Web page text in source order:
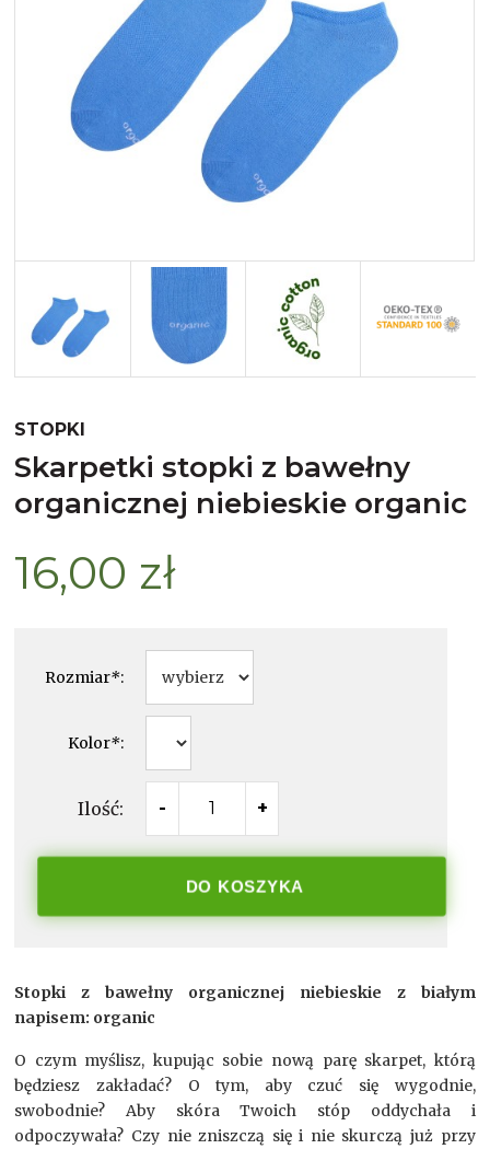
STOPKI
skarpetki stopki z bawełny
organicznej niebieskie organic
16,00 zł
Rozmiar*:
Kolor*:
Ilość: - +
DO KOSZYKA
Stopki z bawełny organicznej
niebieskie z białym
napisem: organic
O czym myślisz, kupując sobie nową parę skarpet, którą
będziesz zakładać? O tym, aby czuć się wygodnie,
swobodnie? Aby skóra Twoich stóp oddychała i
odpoczywała? Czy nie zniszczą się i nie skurczą już przy
Merynos trekking
Merynos bezuciskowe
Kaszmir
Bawełna egipska maco
Bawełna merceryzowana